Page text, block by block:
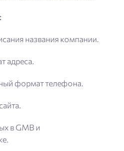
названия компании.
адреса.
формат телефона.
в GMB и